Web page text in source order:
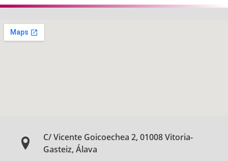
C/ Vicente Goicoechea 2, 01008 Vitoria-
Gasteiz, Álava